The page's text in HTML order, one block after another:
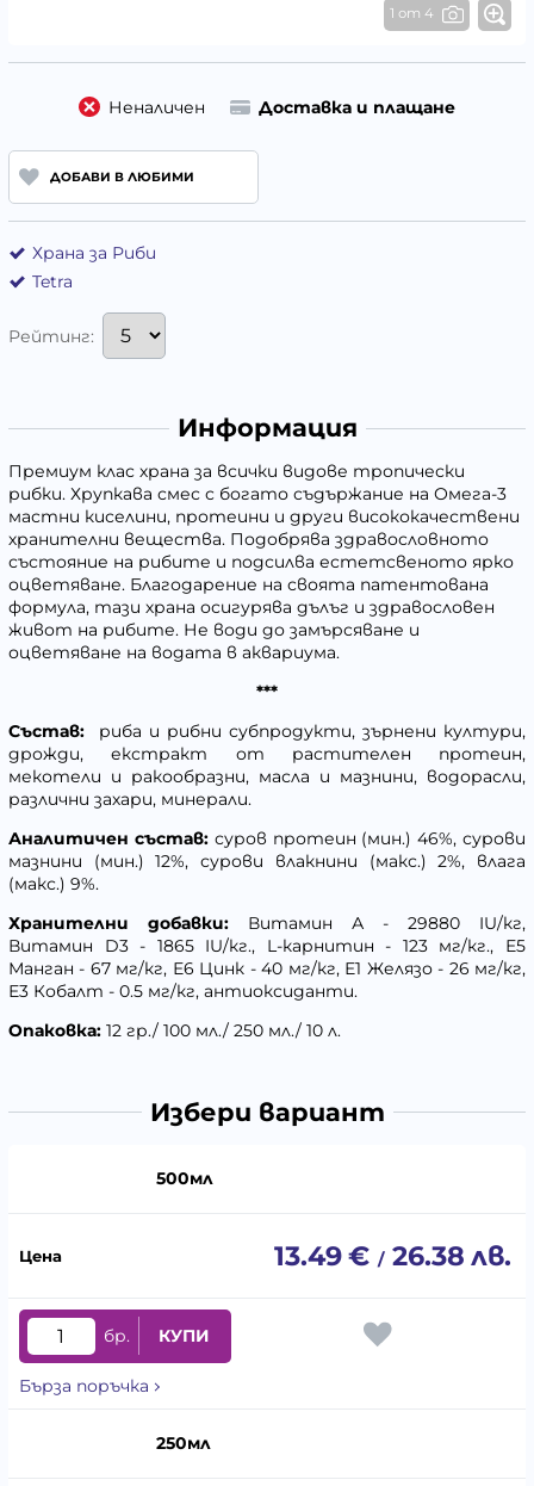
1 от 4
Неналичен Доставка и плащане
ДОБАВИ В ЛЮБИМИ
Храна за Риби
Tetra
Рейтинг:
Информация
Премиум клас храна за всички видове тропически
рибки. Хрупкава смес с богато съдържание на Омега-3
мастни киселини, протеини и други висококачествени
хранителни вещества. Подобрява здравословното
състояние на рибите и подсилва естетсвеното ярко
оцветяване. Благодарение на своята патентована
формула, тази храна осигурява дълъг и здравословен
живот на рибите. Не води до замърсяване и
оцветяване на водата в аквариума.
***
Състав: риба и рибни субпродукти, зърнени култури,
дрожди, екстракт от растителен протеин,
мекотели и ракообразни, масла и мазнини, водорасли,
различни захари, минерали.
Аналитичен състав: суров протеин (мин.) 46%, сурови
мазнини (мин.) 12%, сурови влакнини (макс.) 2%, влага
(макс.) 9%.
Хранителни добавки:
Витамин А - 29880 IU/кг,
Витамин D3 - 1865 IU/кг., L-карнитин - 123 мг/кг., Е5
Манган - 67 мг/кг, Е6 Цинк - 40 мг/кг, Е1 Желязо - 26 мг/кг,
Е3 Кобалт - 0.5 мг/кг, антиоксиданти.
Опаковка: 12 гр./ 100 мл./ 250 мл./ 10 л.
Избери вариант
500мл
13.49€ / 26.38 лв.
бр. КУПИ
Бърза поръчка
250мл